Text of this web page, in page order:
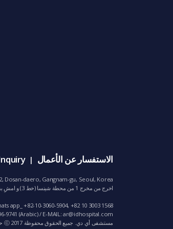
الاستفسار عن الأعمال |
Dosan-daero, Gangnam-gu, Seoul, Korea
اخرج من مخرج 1 من محطة شينسا (خط 3) و امشِ بشكل مستقيم لمسافة 200م تقريباً المستشفى موجود بجانب فندق يونغ دونغ
app_ +82-10-3060-5904, +82 10 3003 1568
9741 (Arabic) / E-MAIL:ar@idhospital.com
مستشفى أي دي. جميع الحقوق محفوظة ⓒ 2017 حقوق النشر